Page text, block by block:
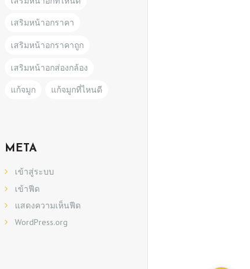
เสริมหน้าอกราคา
เสริมหน้าอกราคาถูก
เสริมหน้าอกส่องกล้อง
แก้จมูก แก้จมูกที่ไหนดี
META
เข้าสู่ระบบ
เข้าฟีด
แสดงความเห็นฟีด
WordPress.org